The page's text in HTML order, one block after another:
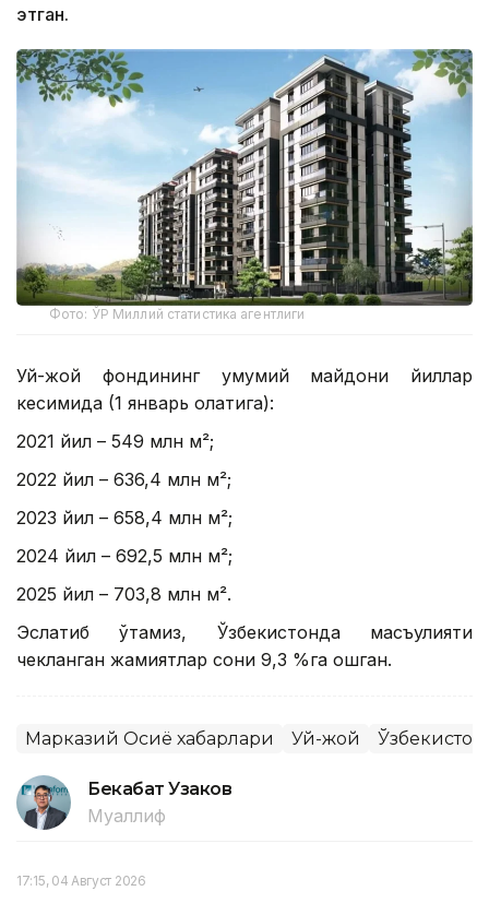
этган.
Фото: ЎР Миллий статистика агентлиги
Уй-жой фондининг умумий майдони йиллар
кесимида (1 январь ҳолатига):
2021 йил – 549 млн м²;
2022 йил – 636,4 млн м²;
2023 йил – 658,4 млн м²;
2024 йил – 692,5 млн м²;
2025 йил – 703,8 млн м².
Эслатиб ўтамиз, Ўзбекистонда масъулияти
чекланган жамиятлар сони 9,3 %га ошган.
Марказий Осиё хабарлари Уй-жой Ўзбекистон
Бекабат Узаков
Муаллиф
17:15, 04 Август 2026